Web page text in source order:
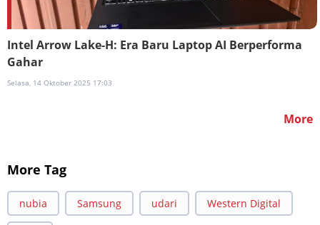
Intel Arrow Lake-H: Era Baru Laptop AI Berperforma
Gahar
Selasa, 14 Oktober 2025 17:03
More
More Tag
nubia Samsung udari Western Digital